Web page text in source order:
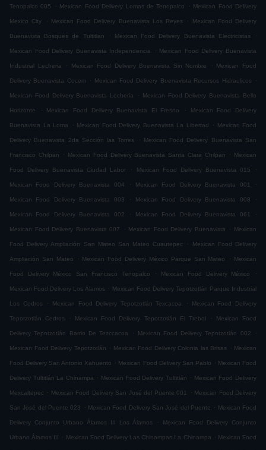
Tenopalco 005 . Mexican Food Delivery Lomas de Tenopalco . Mexican Food Delivery
Mexico City . Mexican Food Delivery Buenavista Los Reyes . Mexican Food Delivery
Buenavista Bosques de Tultitlan . Mexican Food Delivery Buenavista Electricistas .
Mexican Food Delivery Buenavista Independencia . Mexican Food Delivery Buenavista
Industrial Lecheria . Mexican Food Delivery Buenavista Sin Nombre . Mexican Food
Delivery Buenavista Cocem . Mexican Food Delivery Buenavista Recursos Hidraulicos .
Mexican Food Delivery Buenavista Lecheria . Mexican Food Delivery Buenavista Bello
Horizonte . Mexican Food Delivery Buenavista El Fresno . Mexican Food Delivery
Buenavista La Loma . Mexican Food Delivery Buenavista La Libertad . Mexican Food
Delivery Buenavista 2da Sección las Torres . Mexican Food Delivery Buenavista San
Francisco Chilpan . Mexican Food Delivery Buenavista Santa Clara Chilpan . Mexican
Food Delivery Buenavista Ciudad Labor . Mexican Food Delivery Buenavista 015 .
Mexican Food Delivery Buenavista 004 . Mexican Food Delivery Buenavista 001 .
Mexican Food Delivery Buenavista 003 . Mexican Food Delivery Buenavista 008 .
Mexican Food Delivery Buenavista 002 . Mexican Food Delivery Buenavista 061 .
Mexican Food Delivery Buenavista 007 . Mexican Food Delivery Buenavista . Mexican
Food Delivery Ampliación San Mateo San Mateo Cuautepec . Mexican Food Delivery
Ampliación San Mateo . Mexican Food Delivery México Parque San Mateo . Mexican
Food Delivery México San Francisco Tenopalco . Mexican Food Delivery México .
Mexican Food Delivery Los Álamos . Mexican Food Delivery Tepotzotlán Parque Industrial
Los Cedros . Mexican Food Delivery Tepotzotlán Texcacoa . Mexican Food Delivery
Tepotzotlán Cedros . Mexican Food Delivery Tepotzotlán El Trebol . Mexican Food
Delivery Tepotzotlán Barrio De Tezccacoa . Mexican Food Delivery Tepotzotlán 002 .
Mexican Food Delivery Tepotzotlán . Mexican Food Delivery Colonia las Brisas . Mexican
Food Delivery San Antonio Xahuento . Mexican Food Delivery San Pablo . Mexican Food
Delivery Tultitlán La Chinampa . Mexican Food Delivery Tultitlán . Mexican Food Delivery
Mexcaltepec . Mexican Food Delivery San José del Puente 001 . Mexican Food Delivery
San José del Puente 023 . Mexican Food Delivery San José del Puente . Mexican Food
Delivery Conjunto Urbano Álamos III Los Álamos . Mexican Food Delivery Conjunto
Urbano Álamos III . Mexican Food Delivery Las Chinampas La Chinampa . Mexican Food